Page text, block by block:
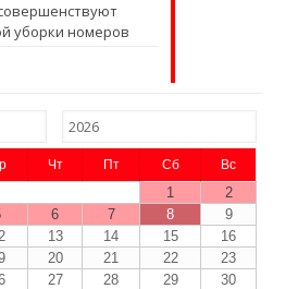
уборки номеров
Чт Пт Сб Вс
1
2
6 7 8
9
13 14 15
16
20 21 22
23
27 28 29
30